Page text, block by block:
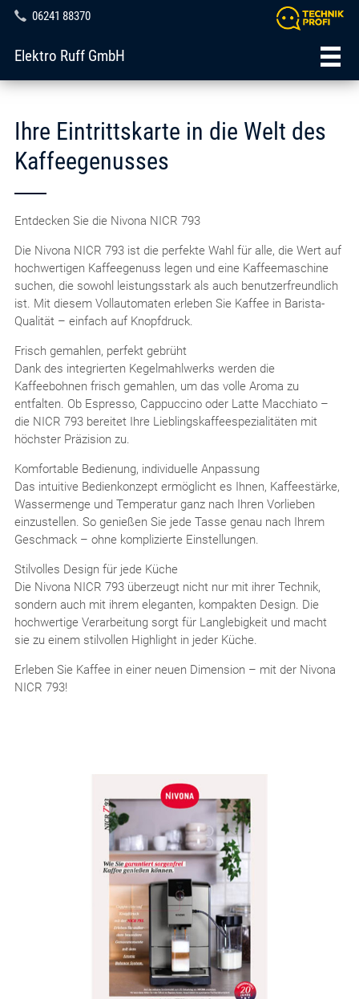
06241 88370
Elektro Ruff GmbH
Ihre Eintrittskarte in die Welt des
Kaffeegenusses
Entdecken Sie die Nivona NICR 793
Die Nivona NICR 793 ist die perfekte Wahl für alle, die Wert auf
hochwertigen Kaffeegenuss legen und eine Kaffeemaschine
suchen, die sowohl leistungsstark als auch benutzerfreundlich
ist. Mit diesem Vollautomaten erleben Sie Kaffee in Barista-
Qualität – einfach auf Knopfdruck.
Frisch gemahlen, perfekt gebrüht
Dank des integrierten Kegelmahlwerks werden die
Kaffeebohnen frisch gemahlen, um das volle Aroma zu
entfalten. Ob Espresso, Cappuccino oder Latte Macchiato –
die NICR 793 bereitet Ihre Lieblingskaffeespezialitäten mit
höchster Präzision zu.
Komfortable Bedienung, individuelle Anpassung
Das intuitive Bedienkonzept ermöglicht es Ihnen, Kaffeestärke,
Wassermenge und Temperatur ganz nach Ihren Vorlieben
einzustellen. So genießen Sie jede Tasse genau nach Ihrem
Geschmack – ohne komplizierte Einstellungen.
Stilvolles Design für jede Küche
Die Nivona NICR 793 überzeugt nicht nur mit ihrer Technik,
sondern auch mit ihrem eleganten, kompakten Design. Die
hochwertige Verarbeitung sorgt für Langlebigkeit und macht
sie zu einem stilvollen Highlight in jeder Küche.
Erleben Sie Kaffee in einer neuen Dimension – mit der Nivona
NICR 793!